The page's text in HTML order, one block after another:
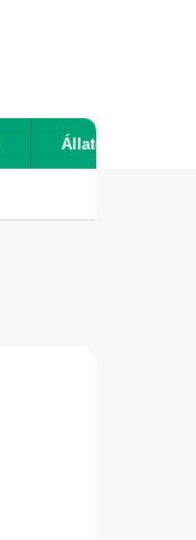
Állatok